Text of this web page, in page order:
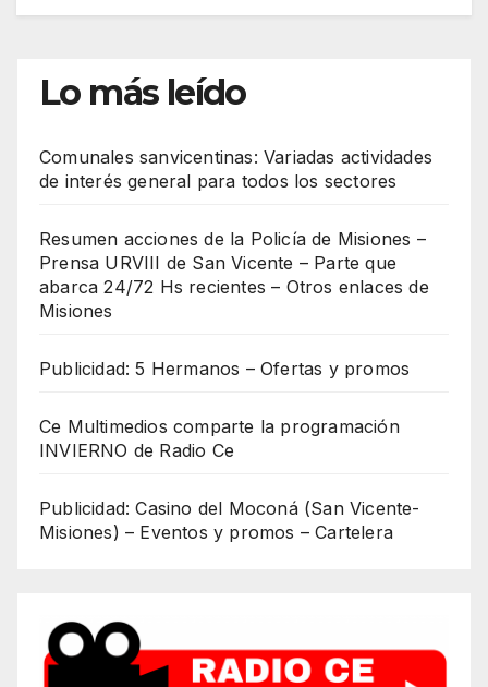
Lo más leído
Comunales sanvicentinas: Variadas actividades
de interés general para todos los sectores
Resumen acciones de la Policía de Misiones –
Prensa URVIII de San Vicente – Parte que
abarca 24/72 Hs recientes – Otros enlaces de
Misiones
Publicidad: 5 Hermanos – Ofertas y promos
Ce Multimedios comparte la programación
INVIERNO de Radio Ce
Publicidad: Casino del Moconá (San Vicente-
Misiones) – Eventos y promos – Cartelera